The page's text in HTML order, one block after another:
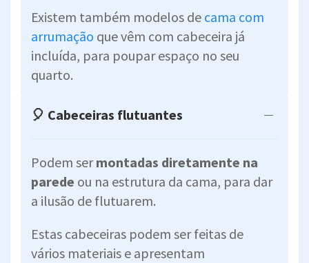
Existem também modelos de cama com
arrumação que vêm com cabeceira já
incluída, para poupar espaço no seu
quarto.
🎈 Cabeceiras flutuantes
Podem sermontadas diretamente na
parede ou na estrutura da cama, para dar
a ilusão de flutuarem.
Estas cabeceiras podem ser feitas de
vários materiais e apresentam